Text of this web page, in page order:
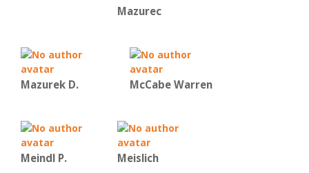
Mazurec
Mazurek D. McCabe Warren
Meindl P. Meislich